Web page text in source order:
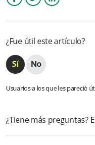
Cuales son los errores
Más información
¿Fue útil este artículo?
Usuarios a los que les pareció
¿Tiene más preguntas?